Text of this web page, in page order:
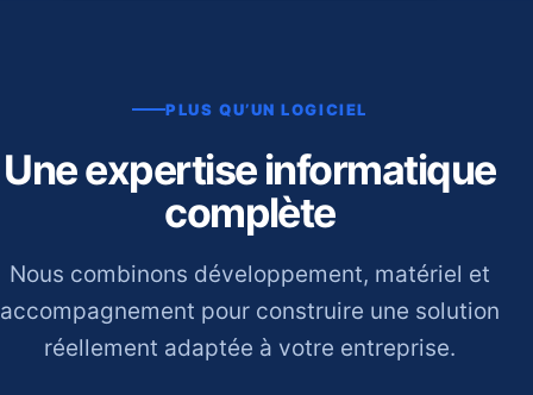
PLUS QU’UN LOGICIEL
Une expertise informatique
complète
Nous combinons développement, matériel et
accompagnement pour construire une solution
réellement adaptée à votre entreprise.